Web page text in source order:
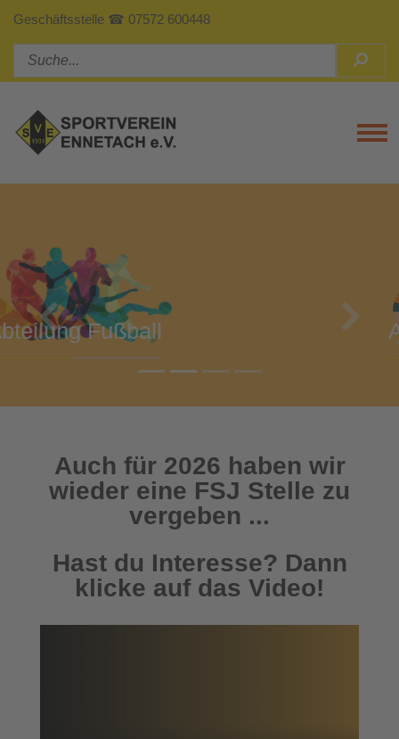
Geschäftsstelle ☎ 07572 600448
Abteilung Turnen
Previous Next
Auch für 2026 haben wir
wieder eine FSJ Stelle zu
vergeben ...
Hast du Interesse? Dann
klicke auf das Video!